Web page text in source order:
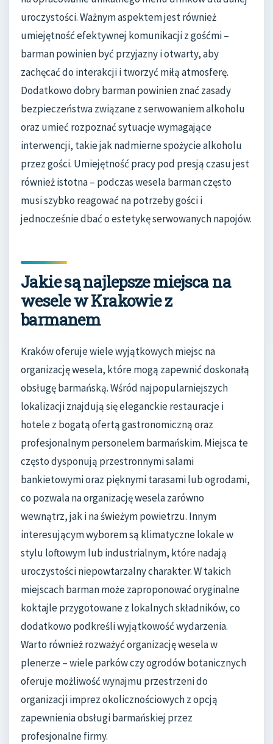
uroczystości. Ważnym aspektem jest również
umiejętność efektywnej komunikacji z gośćmi –
barman powinien być przyjazny i otwarty, aby
zachęcać do interakcji i tworzyć miłą atmosferę.
Dodatkowo dobry barman powinien znać zasady
bezpieczeństwa związane z serwowaniem alkoholu
oraz umieć rozpoznać sytuacje wymagające
interwencji, takie jak nadmierne spożycie alkoholu
przez gości. Umiejętność pracy pod presją czasu jest
również istotna – podczas wesela barman często
musi szybko reagować na potrzeby gości i
jednocześnie dbać o estetykę serwowanych napojów.
Jakie są najlepsze miejsca na
wesele w Krakowie z
barmanem
Kraków oferuje wiele wyjątkowych miejsc na
organizację wesela, które mogą zapewnić doskonałą
obsługę barmańską. Wśród najpopularniejszych
lokalizacji znajdują się eleganckie restauracje i
hotele z bogatą ofertą gastronomiczną oraz
profesjonalnym personelem barmańskim. Miejsca te
często dysponują przestronnymi salami
bankietowymi oraz pięknymi tarasami lub ogrodami,
co pozwala na organizację wesela zarówno
wewnątrz, jak i na świeżym powietrzu. Innym
interesującym wyborem są klimatyczne lokale w
stylu loftowym lub industrialnym, które nadają
uroczystości niepowtarzalny charakter. W takich
miejscach barman może zaproponować oryginalne
koktajle przygotowane z lokalnych składników, co
dodatkowo podkreśli wyjątkowość wydarzenia.
Warto również rozważyć organizację wesela w
plenerze – wiele parków czy ogrodów botanicznych
oferuje możliwość wynajmu przestrzeni do
organizacji imprez okolicznościowych z opcją
zapewnienia obsługi barmańskiej przez
profesjonalne firmy.